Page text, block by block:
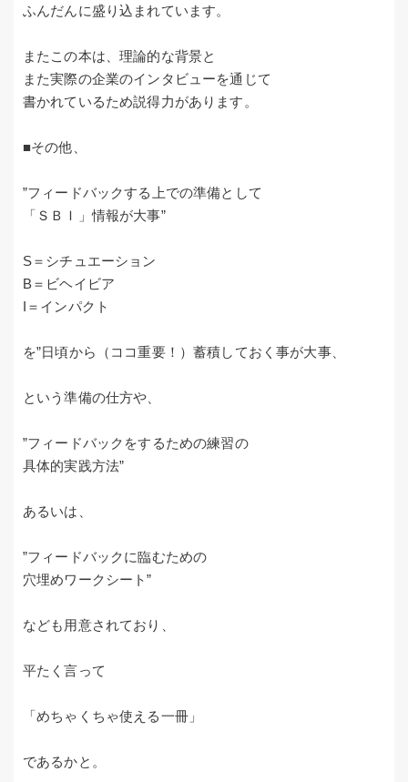
ふんだんに盛り込まれています。
またこの本は、理論的な背景と
また実際の企業のインタビューを通じて
書かれているため説得力があります。
■その他、
”フィードバックする上での準備として
「ＳＢＩ」情報が大事”
S＝シチュエーション
B＝ビヘイビア
I＝インパクト
を”日頃から（ココ重要！）蓄積しておく事が大事、
という準備の仕方や、
”フィードバックをするための練習の
具体的実践方法”
あるいは、
”フィードバックに臨むための
穴埋めワークシート”
なども用意されており、
平たく言って
「めちゃくちゃ使える一冊」
であるかと。